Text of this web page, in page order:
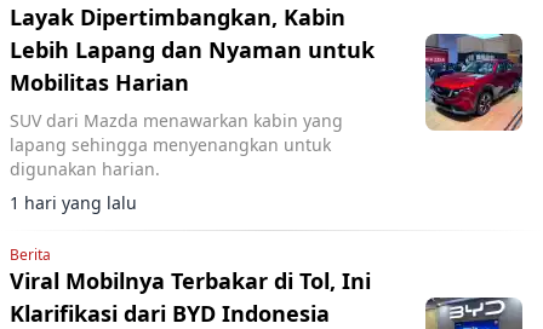
Layak Dipertimbangkan, Kabin
Lebih Lapang dan Nyaman untuk
Mobilitas Harian
SUV dari Mazda menawarkan kabin yang
lapang sehingga menyenangkan untuk
digunakan harian.
1 hari yang lalu
Berita
Viral Mobilnya Terbakar di Tol, Ini
Klarifikasi dari BYD Indonesia